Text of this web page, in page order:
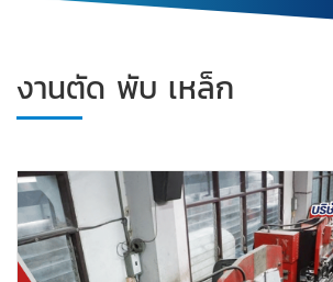
งานตัด พับ เหล็ก